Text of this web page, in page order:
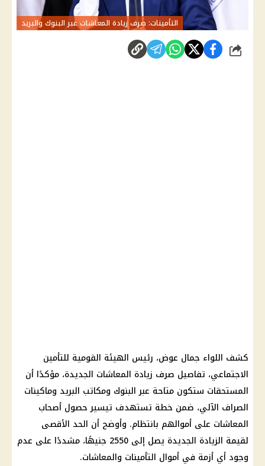
التأمينات: صرف زيادة المعاشات عبر البنوك والبريد
شارك
كشف اللواء جمال عوض، رئيس الهيئة القومية للتأمين
الاجتماعي، تفاصيل صرف زيادة المعاشات الجديدة، مؤكدًا أن
المستحقات ستكون متاحة عبرالبنوك ومكاتب البريد وماكينات
الصراف الآلي، ضمن خطة تستهدف تيسير حصول أصحاب
المعاشات على أموالهم بانتظام. وأوضح أن الحد الأقصى
لقيمة الزيادة الجديدة يصل إلى 2550 جنيهًا، مشددًا على عدم
وجود أي أزمة في أموال التأمينات والمعاشات.